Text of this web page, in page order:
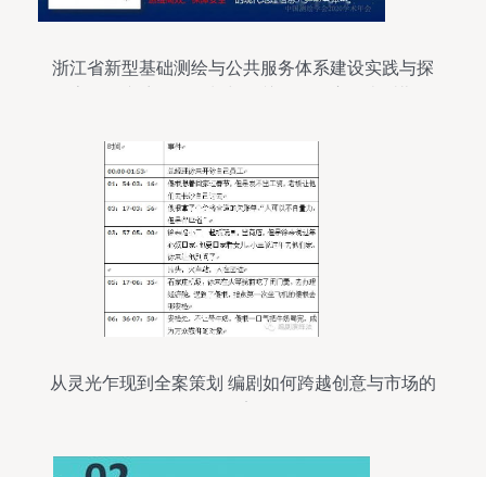
浙江省新型基础测绘与公共服务体系建设实践与探
从灵光乍现到全案策划 编剧如何跨越创意与市场的